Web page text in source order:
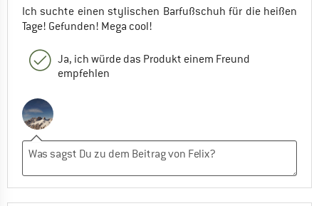
Ich suchte einen stylischen Barfußschuh für die heißen
Tage! Gefunden! Mega cool!
Ja, ich würde das Produkt einem Freund
empfehlen